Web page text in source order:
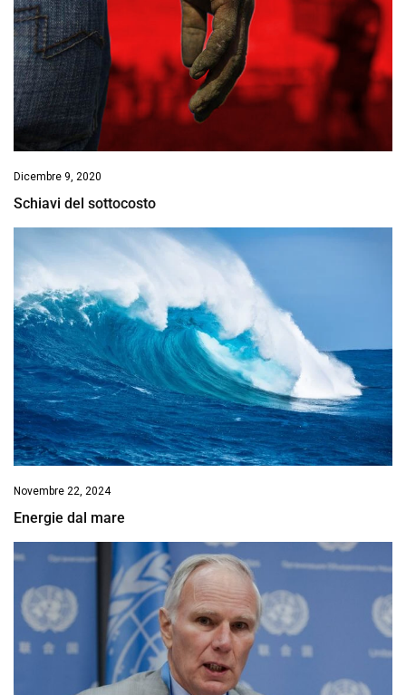
Dicembre 9, 2020
Schiavi del sottocosto
Novembre 22, 2024
Energie dal mare